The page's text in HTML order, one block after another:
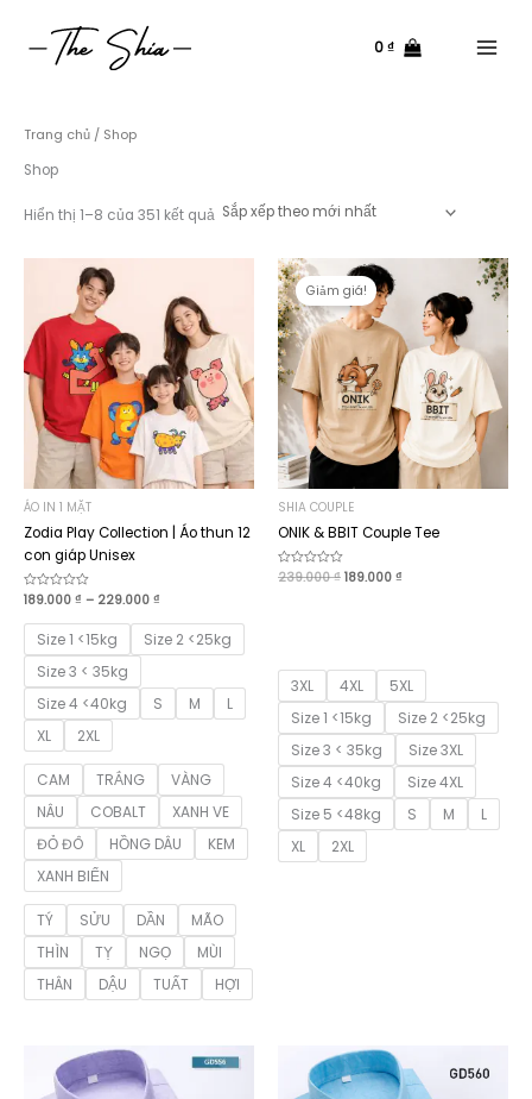
0₫
Main
Trang chủ / Shop
Shop
Hiển thị 1–8 của 351 kết quảĐã
theo
ÁO IN 1 MẶT
Zodia Play Collection | Áo thun 12
con giáp Unisex
Được
hạng
sao
189.000 ₫ – 229.000 ₫
từ
189.000 ₫
đến
Size 1 <15kg
Size 2 <25kg
Size 3 < 35kg
Size 4 <40kg
S M
L
XL
2XL
CAM TRẮNG
VÀNG
NÂU
COBALT
XANH VE
ĐỎ ĐÔ
HỒNG DÂU
KEM
XANH BIỂN
TÝ SỬU DẦN
MÃO
THÌN
TỴ NGỌ
MÙI
THÂN
DẬU TUẤT HỢI
Giảm giá!
SHIA COUPLE
ONIK & BBIT Couple Tee
Được
239.000₫ Giá
189.000 ₫
3XL 4XL
5XL
Size 1 <15kg
Size 2 <25kg
Size 3 < 35kg
Size 3XL
Size 4 <40kg
Size 4XL
Size 5 <48kg
S M
L
XL
2XL